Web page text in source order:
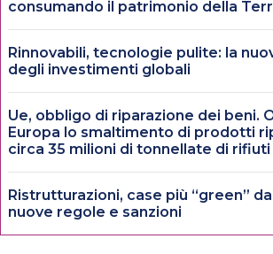
consumando il patrimonio della
Rinnovabili, tecnologie pulite: la
degli investimenti globali
Ue, obbligo di riparazione dei beni.
Europa lo smaltimento di prodotti
circa 35 milioni di tonnellate di rifiuti
Ristrutturazioni, case più “green”
nuove regole e sanzioni